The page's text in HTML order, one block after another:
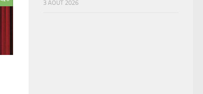
3 AOÛT 2026